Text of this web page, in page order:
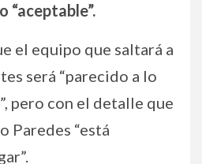
“aceptable”.
el equipo que saltará a
será “parecido a lo
pero con el detalle que
Paredes “está